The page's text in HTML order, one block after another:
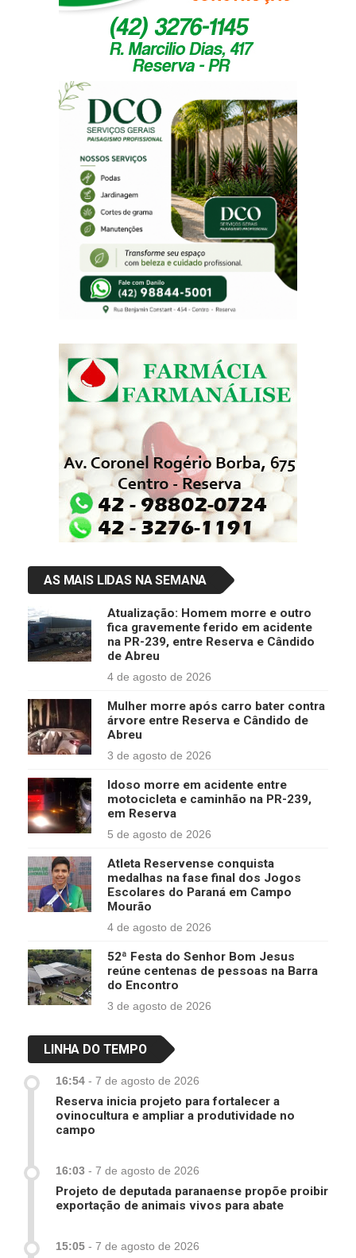
AS MAIS LIDAS NA SEMANA
Atualização: Homem morre e outro
fica gravemente ferido em acidente
na PR-239, entre Reserva e Cândido
de Abreu
4 de agosto de 2026
Mulher morre após carro bater contra
árvore entre Reserva e Cândido de
Abreu
3 de agosto de 2026
Idoso morre em acidente entre
motocicleta e caminhão na PR-239,
em Reserva
5 de agosto de 2026
Atleta Reservense conquista
medalhas na fase final dos Jogos
Escolares do Paraná em Campo
Mourão
4 de agosto de 2026
52ª Festa do Senhor Bom Jesus
reúne centenas de pessoas na Barra
do Encontro
3 de agosto de 2026
LINHA DO TEMPO
16:54 - 7 de agosto de 2026
Reserva inicia projeto para fortalecer a
ovinocultura e ampliar a produtividade no
campo
16:03 - 7 de agosto de 2026
Projeto de deputada paranaense propõe proibir
exportação de animais vivos para abate
15:05 - 7 de agosto de 2026